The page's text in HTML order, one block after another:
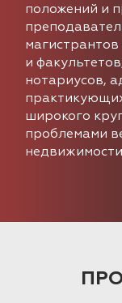
положений и
и
нотариусов,
широкого
проблемами